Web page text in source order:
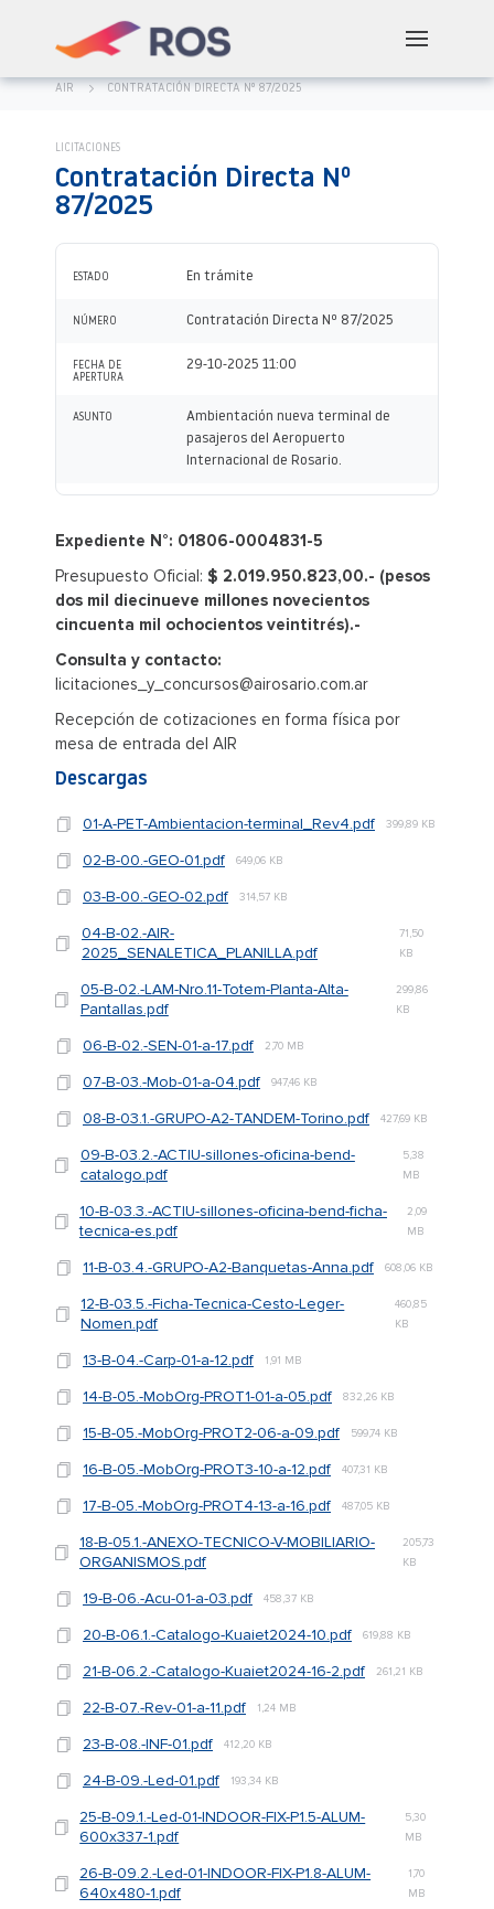
AIR CONTRATACIÓN DIRECTA Nº 87/2025
LICITACIONES
Contratación Directa Nº
87/2025
ESTADO En trámite
NÚMERO Contratación Directa Nº 87/2025
FECHA DE
APERTURA
29-10-2025 11:00
ASUNTO
Ambientación nueva terminal de
pasajeros del Aeropuerto
Internacional de Rosario.
Expediente N°: 01806-0004831-5
Presupuesto Oficial: $ 2.019.950.823,00.- (pesos
dos mil diecinueve millones novecientos
cincuenta mil ochocientos veintitrés).-
Consulta y contacto:
licitaciones_y_concursos@airosario.com.ar
Recepción de cotizaciones en forma física por
mesa de entrada del AIR
Descargas
01-A-PET-Ambientacion-terminal_Rev4.pdf 399,89 KB
02-B-00.-GEO-01.pdf 649,06 KB
03-B-00.-GEO-02.pdf 314,57 KB
04-B-02.-AIR-
2025_SENALETICA_PLANILLA.pdf
71,50
KB
05-B-02.-LAM-Nro.11-Totem-Planta-Alta-
Pantallas.pdf
299,86
KB
06-B-02.-SEN-01-a-17.pdf 2,70 MB
07-B-03.-Mob-01-a-04.pdf 947,46 KB
08-B-03.1.-GRUPO-A2-TANDEM-Torino.pdf 427,69 KB
09-B-03.2.-ACTIU-sillones-oficina-bend-
catalogo.pdf
5,38
MB
10-B-03.3.-ACTIU-sillones-oficina-bend-ficha-
tecnica-es.pdf
2,09
MB
11-B-03.4.-GRUPO-A2-Banquetas-Anna.pdf 608,06 KB
12-B-03.5.-Ficha-Tecnica-Cesto-Leger-
Nomen.pdf
460,85
KB
13-B-04.-Carp-01-a-12.pdf 1,91 MB
14-B-05.-MobOrg-PROT1-01-a-05.pdf 832,26 KB
15-B-05.-MobOrg-PROT2-06-a-09.pdf 599,74 KB
16-B-05.-MobOrg-PROT3-10-a-12.pdf 407,31 KB
17-B-05.-MobOrg-PROT4-13-a-16.pdf 487,05 KB
18-B-05.1.-ANEXO-TECNICO-V-MOBILIARIO-
ORGANISMOS.pdf
205,73
KB
19-B-06.-Acu-01-a-03.pdf 458,37 KB
20-B-06.1.-Catalogo-Kuaiet2024-10.pdf 619,88 KB
21-B-06.2.-Catalogo-Kuaiet2024-16-2.pdf 261,21 KB
22-B-07.-Rev-01-a-11.pdf 1,24 MB
23-B-08.-INF-01.pdf 412,20 KB
24-B-09.-Led-01.pdf 193,34 KB
25-B-09.1.-Led-01-INDOOR-FIX-P1.5-ALUM-
600x337-1.pdf
5,30
MB
26-B-09.2.-Led-01-INDOOR-FIX-P1.8-ALUM-
640x480-1.pdf
1,70
MB